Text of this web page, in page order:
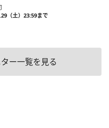
（土）23:59まで
ー一覧を見る